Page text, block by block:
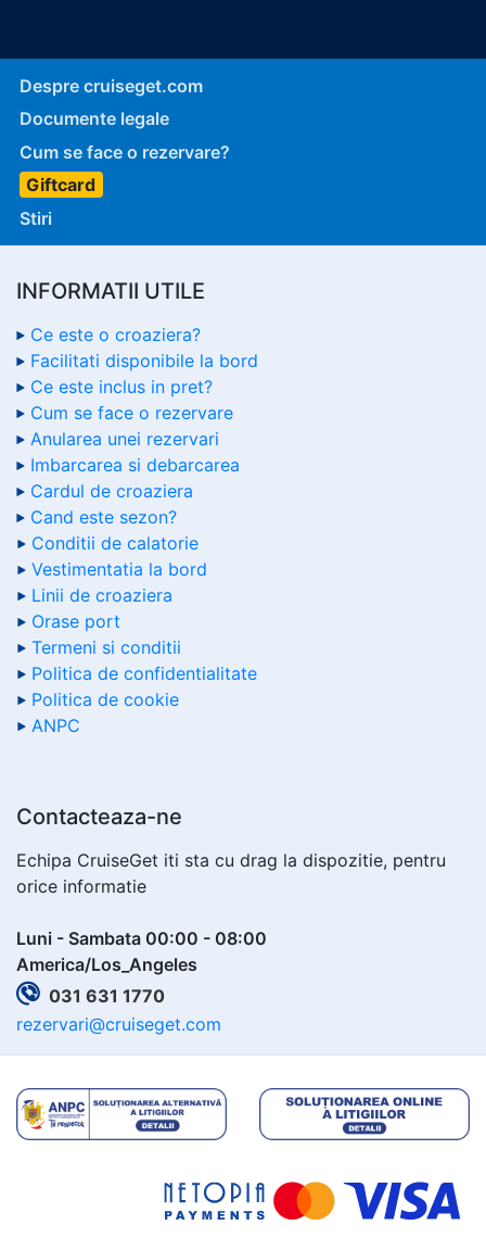
Despre cruiseget.com
Documente legale
Cum se face o rezervare?
Giftcard
Stiri
INFORMATII UTILE
Ce este o croaziera?
Facilitati disponibile la bord
Ce este inclus in pret?
Cum se face o rezervare
Anularea unei rezervari
Imbarcarea si debarcarea
Cardul de croaziera
Cand este sezon?
Conditii de calatorie
Vestimentatia la bord
Linii de croaziera
Orase port
Termeni si conditii
Politica de confidentialitate
Politica de cookie
ANPC
Contacteaza-ne
Echipa CruiseGet iti sta cu drag la dispozitie, pentru
orice informatie
Luni - Sambata 00:00 - 08:00
America/Los_Angeles
031 631 1770
rezervari@cruiseget.com